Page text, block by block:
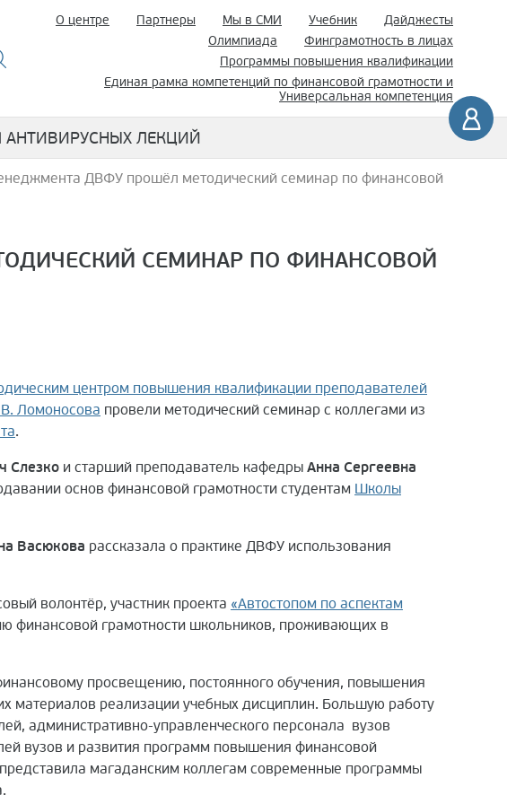
О центре Партнеры Мы в СМИ Учебник
Дайджесты
Олимпиада
Финграмотность в лицах
Программы повышения квалификации
Единая рамка компетенций по финансовой грамотности и
Универсальная компетенция
АНТИВИРУСНЫХ ЛЕКЦИЙ
ДВФУ прошёл методический семинар по финансовой
СЕМИНАР ПО ФИНАНСОВОЙ
центром повышения квалификации преподавателей
Ломоносова провели методический семинар с коллегами из
.
Слезко и старший преподаватель кафедры Анна Сергеевна
основ финансовой грамотности студентам Школы
Васюкова рассказала о практике ДВФУ использования
волонтёр, участник проекта «Автостопом по аспектам
финансовой грамотности школьников, проживающих в
просвещению, постоянного обучения, повышения
материалов реализации учебных дисциплин. Большую работу
административно-управленческого персонала вузов
вузов и развития программ повышения финансовой
представила магаданским коллегам современные программы